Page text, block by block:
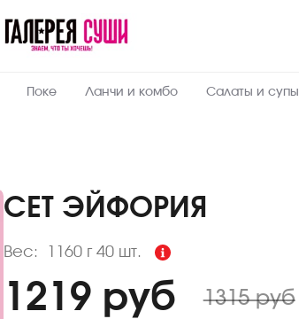
Поке Ланчи и комбо Салаты и супы
СЕТ ЭЙФОРИЯ
Вес: 1160 г40 шт.
Пищевая
1160 Вес, г
249.7
Ккал
1219 руб 1315 руб